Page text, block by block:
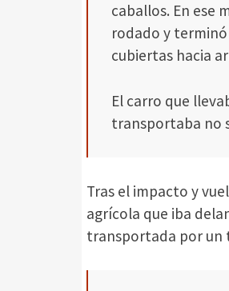
caballos. En ese
rodado y
cubiertas hacia
El carro que
transportaba no
Tras el impacto y
agrícola que iba
transportada por un